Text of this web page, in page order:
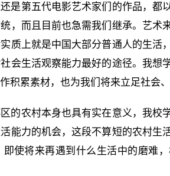
是第五代电影艺术家们的作品，都
，而且目前也急需我们继承。艺术
质上就是中国大部分普通人的生活
会生活观察能力最好的途径。我想
积累素材，也为我们将来立足社会
的农村本身也具有实在意义，我校
能力的机会，这段不算短的农村生
使将来再遇到什么生活中的磨难